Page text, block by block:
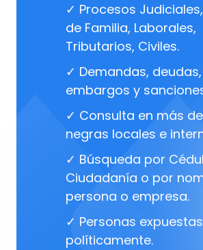
✓ Procesos
de Familia, Laborales,
Tributarios, Civiles.
✓ Demandas, deudas,
embargos y
✓ Consulta en más
negras locales e
✓ Búsqueda por
Ciudadanía o por
persona o empresa.
✓ Personas expuestas
políticamente.